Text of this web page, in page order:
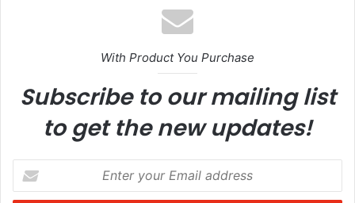
With Product You Purchase
Subscribe to our mailing list
to get the new updates!
your
Email